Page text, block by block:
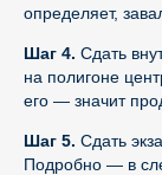
определяет,
Шаг 4. Сдать
на полигоне
его — значит
Шаг 5. Сдать
Подробно — в